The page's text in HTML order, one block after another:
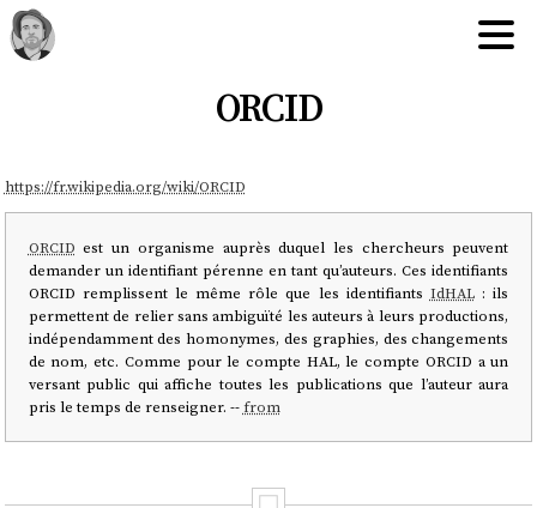
ORCID
https://fr.wikipedia.org/wiki/ORCID
ORCID est un organisme auprès duquel les chercheurs peuvent
demander un identifiant pérenne en tant qu’auteurs. Ces identifiants
ORCID remplissent le même rôle que les identifiants IdHAL: ils
permettent de relier sans ambiguïté les auteurs à leurs productions,
indépendamment des homonymes, des graphies, des changements
de nom, etc. Comme pour le compte HAL, le compte ORCID a un
versant public qui affiche toutes les publications que l’auteur aura
pris le temps de renseigner. --from